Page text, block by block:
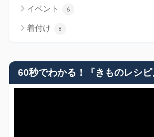
イベント 6
着付け 8
60秒でわかる！『きものレシピ